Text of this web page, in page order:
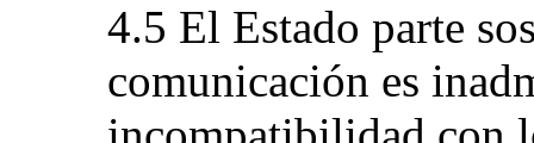
4.5 El Estado parte
comunicación es